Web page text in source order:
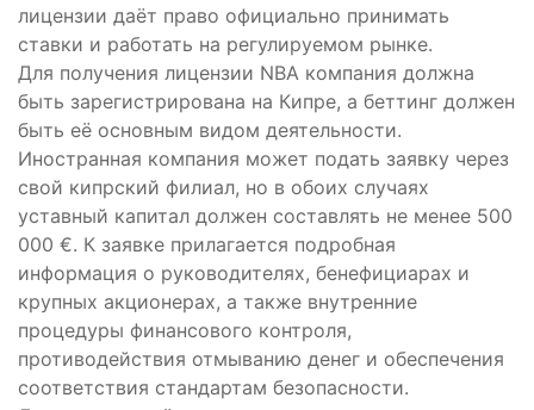
лицензии даёт право официально принимать
ставки и работать на регулируемом рынке.
Для получения лицензии NBA компания должна
быть зарегистрирована на Кипре, а беттинг должен
быть её основным видом деятельности.
Иностранная компания может подать заявку через
свой кипрский филиал, но в обоих случаях
уставный капитал должен составлять не менее 500
000 €. К заявке прилагается подробная
информация о руководителях, бенефициарах и
крупных акционерах, а также внутренние
процедуры финансового контроля,
противодействия отмыванию денег и обеспечения
соответствия стандартам безопасности.